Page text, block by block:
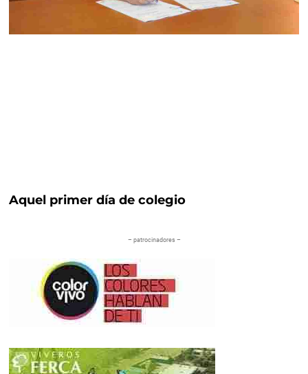
Aquel primer día de colegio
– patrocinadores –